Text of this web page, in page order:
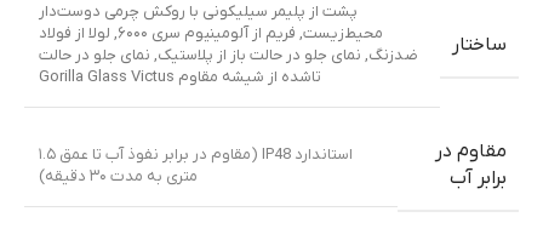
ساختار
پشت از پلیمر سیلیکونی با روکش چرمی دوست‌دار
محیط‌زیست, فریم از آلومینیوم سری ۶۰۰۰ , لولا از فولاد
ضدزنگ, نمای جلو در حالت باز از پلاستیک, نمای جلو در حالت
تا‌شده از شیشه مقاوم Gorilla Glass Victus
مقاوم در
برابر آب
استاندارد IP48 (مقاوم در برابر نفوذ آب تا عمق ۱.۵
متری به مدت ۳۰ دقیقه)